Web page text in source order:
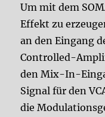
Um mit dem
Effekt zu
an den Eingang
Controlled-
den Mix-In-
Signal für den
die